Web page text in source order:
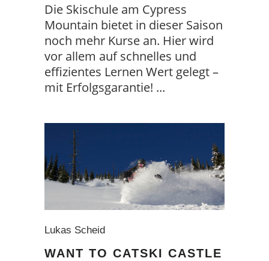
Die Skischule am Cypress
Mountain bietet in dieser Saison
noch mehr Kurse an. Hier wird
vor allem auf schnelles und
effizientes Lernen Wert gelegt –
mit Erfolgsgarantie!
Lukas Scheid
WANT TO CATSKI CASTLE